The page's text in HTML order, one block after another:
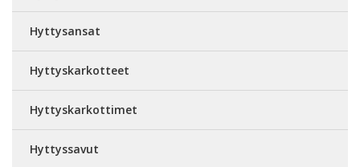
Hyttysansat
Hyttyskarkotteet
Hyttyskarkottimet
Hyttyssavut